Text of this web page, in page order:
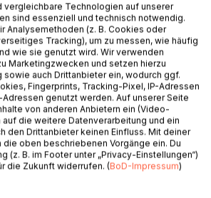
la realidad existe en múltiples
Carolina empieza a notar grietas en
y en la suya propia. Cuando el
esa ciudad la señala como una
vergleichbare Technologien auf unserer
sind essenziell und technisch notwendig.
Analysemethoden (z. B. Cookies oder
Tracking), um zu messen, wie häufig
wie sie genutzt wird. Wir verwenden
Marketingzwecken und setzen hierzu
auch Drittanbieter ein, wodurch ggf.
Fingerprints, Tracking-Pixel, IP-Adressen
genutzt werden. Auf unserer Seite
von anderen Anbietern ein (Video-
auf die weitere Datenverarbeitung und ein
den Drittanbieter keinen Einfluss. Mit deiner
die oben beschriebenen Vorgänge ein. Du
(z. B. im Footer unter „Privacy-Einstellungen“)
die Zukunft widerrufen. (BoD-Impressum)